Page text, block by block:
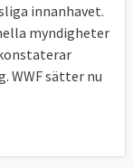
innanhavet.
myndigheter
WWF sätter nu